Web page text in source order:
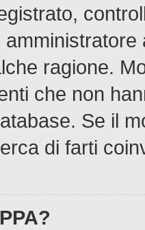
ragione.
che non
Se il
di farti